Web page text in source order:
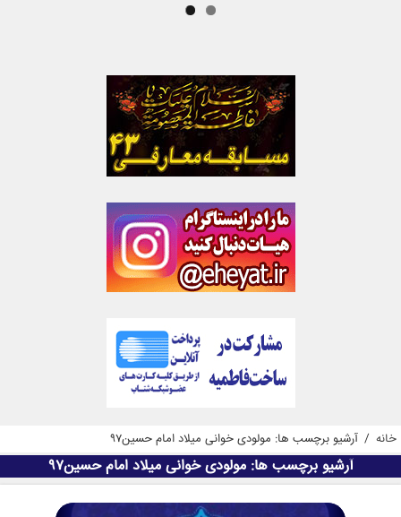
خانه / آرشیو برچسب ها: مولودی خوانی میلاد امام حسین97
آرشیو برچسب ها:مولودی خوانی میلاد امام حسین97